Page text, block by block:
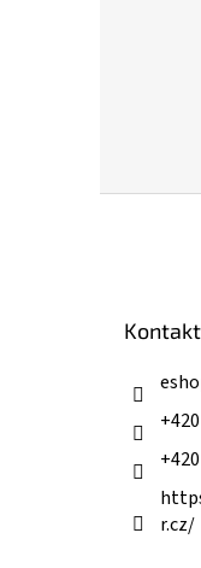
Kontakt
r.cz/